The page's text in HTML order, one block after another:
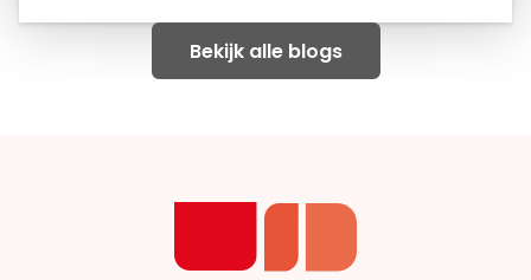
Bekijk alle blogs